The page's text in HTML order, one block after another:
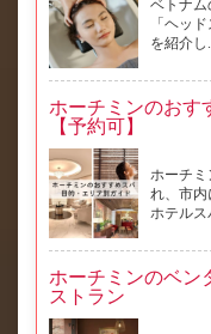
ベトナム
「ヘッ
を紹介し...
ホーチミンのおす
【予約可】
ホーチ
れ、市内
ホテルス
ホーチミンのベン
ストラン